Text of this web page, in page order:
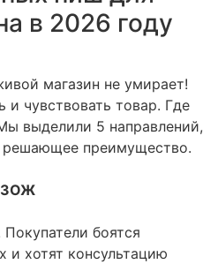
в 2026 году
магазин не умирает!
и чувствовать товар. Где
выделили 5 направлений,
решающее преимущество.
ЗОЖ
боятся
и хотят консультацию